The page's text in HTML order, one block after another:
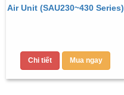
Air Unit (SAU230~430 Series)
Chi tiết Mua ngay